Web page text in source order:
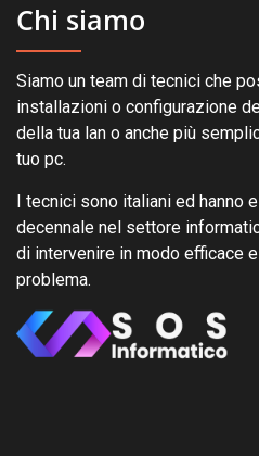
Chi siamo
Siamo un team di tecnici che
installazioni o configurazione
della tua lan o anche più
tuo pc.
I tecnici sono italiani ed hanno
decennale nel settore
di intervenire in modo efficace
problema.